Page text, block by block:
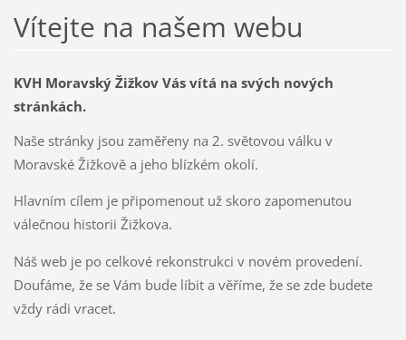
Vítejte na našem webu
KVH Moravský Žižkov Vás vítá na svých nových
stránkách.
Naše stránky jsou zaměřeny na 2. světovou válku v
Moravské Žižkově a jeho blízkém okolí.
Hlavním cílem je připomenout už skoro zapomenutou
válečnou historii Žižkova.
Náš web je po celkové rekonstrukci v novém provedení.
Doufáme, že se Vám bude líbit a věříme, že se zde budete
vždy rádi vracet.